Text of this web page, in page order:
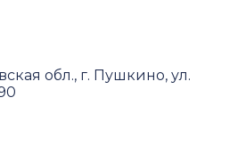
обл., г. Пушкино, ул.